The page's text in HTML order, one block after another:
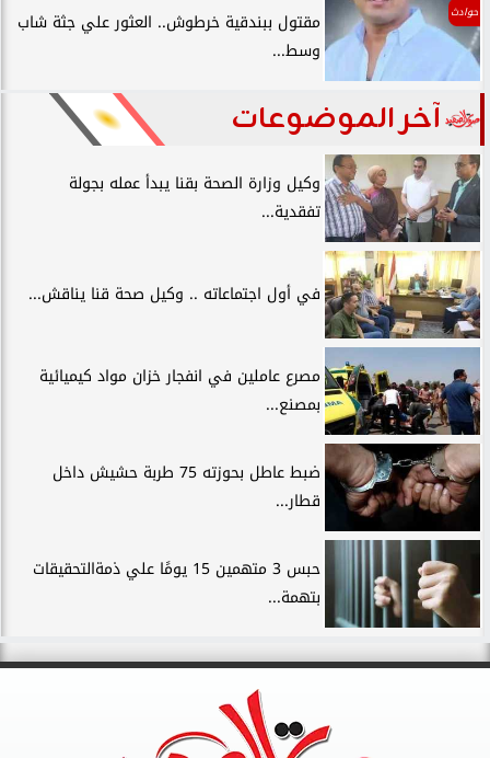
حوادث
مقتول ببندقية خرطوش.. العثور علي جثة شاب
وسط...
آخر الموضوعات
وكيل وزارة الصحة بقنا يبدأ عمله بجولة
تفقدية...
في أول اجتماعاته .. وكيل صحة قنا يناقش...
مصرع عاملين في انفجار خزان مواد كيميائية
بمصنع...
ضبط عاطل بحوزته 75 طربة حشيش داخل
قطار...
حبس 3 متهمين 15 يومًا علي ذمةالتحقيقات
بتهمة...